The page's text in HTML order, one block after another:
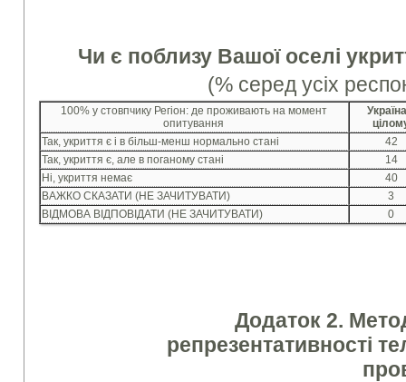
Чи є поблизу Вашої оселі
(% серед усіх
100% у стовпчику Регіон: де проживають на момент
опитування
Так, укриття є і в більш-менш нормально стані
42
Так, укриття є, але в поганому стані
14
Ні, укриття немає
40
ВАЖКО СКАЗАТИ (НЕ ЗАЧИТУВАТИ)
3
ВІДМОВА ВІДПОВІДАТИ (НЕ ЗАЧИТУВАТИ)
0
Додаток 2.
репрезентативності